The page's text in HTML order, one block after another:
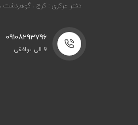
دفتر مرکزی : کرج ، گوهردشت ،
09108293796
9 الی توافقی